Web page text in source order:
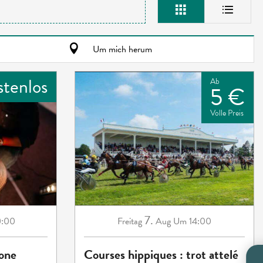
Um mich herum
Ab
5 €
Volle Preis
Freitag7. Aug Um 14:00
Courses hippiques : trot attelé